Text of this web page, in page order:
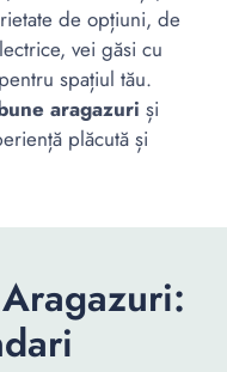
de opțiuni, de
vei găsi cu
spațiul tău.
aragazuri și
plăcută și